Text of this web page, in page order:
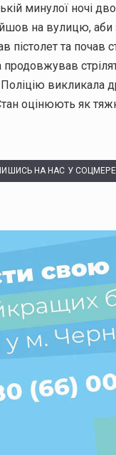
минулої ночі
на вулицю,
пістолет та
продовжував
Поліцію
оцінюють як
НА НАС У